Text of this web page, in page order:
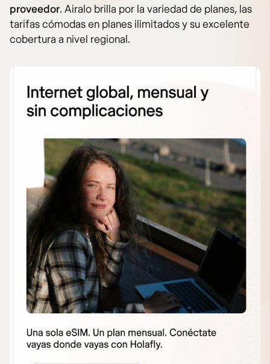
proveedor. Airalo brilla por la variedad de planes, las
tarifas cómodas en planes ilimitados y su excelente
cobertura a nivel regional.